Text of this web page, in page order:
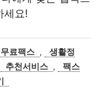
세요!
무료팩스 ,
생활정
추천서비스 ,
팩스